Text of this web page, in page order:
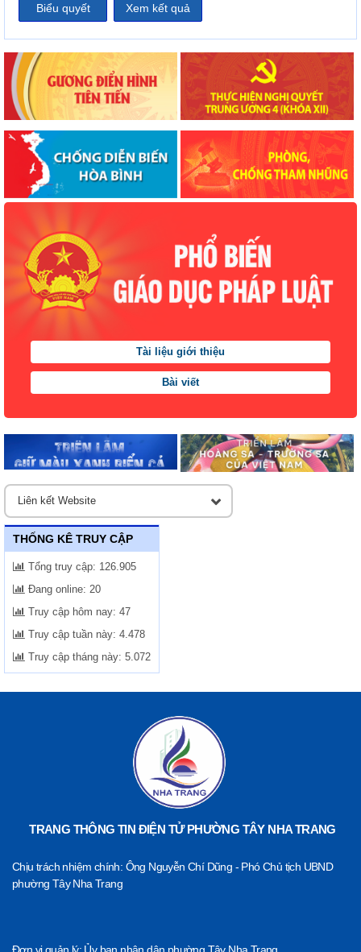
Xem kết quả
Tài liệu giới thiệu
Bài viết
THỐNG KÊ TRUY CẬP
Tổng truy cập: 126.905
Đang online: 20
Truy cập hôm nay: 47
Truy cập tuần này: 4.478
Truy cập tháng này: 5.072
TRANG THÔNG TIN ĐIỆN TỬ PHƯỜNG TÂY NHA TRANG
Chịu trách nhiệm chính: Ông Nguyễn Chí Dũng - Phó Chủ tịch UBND
phường Tây Nha Trang